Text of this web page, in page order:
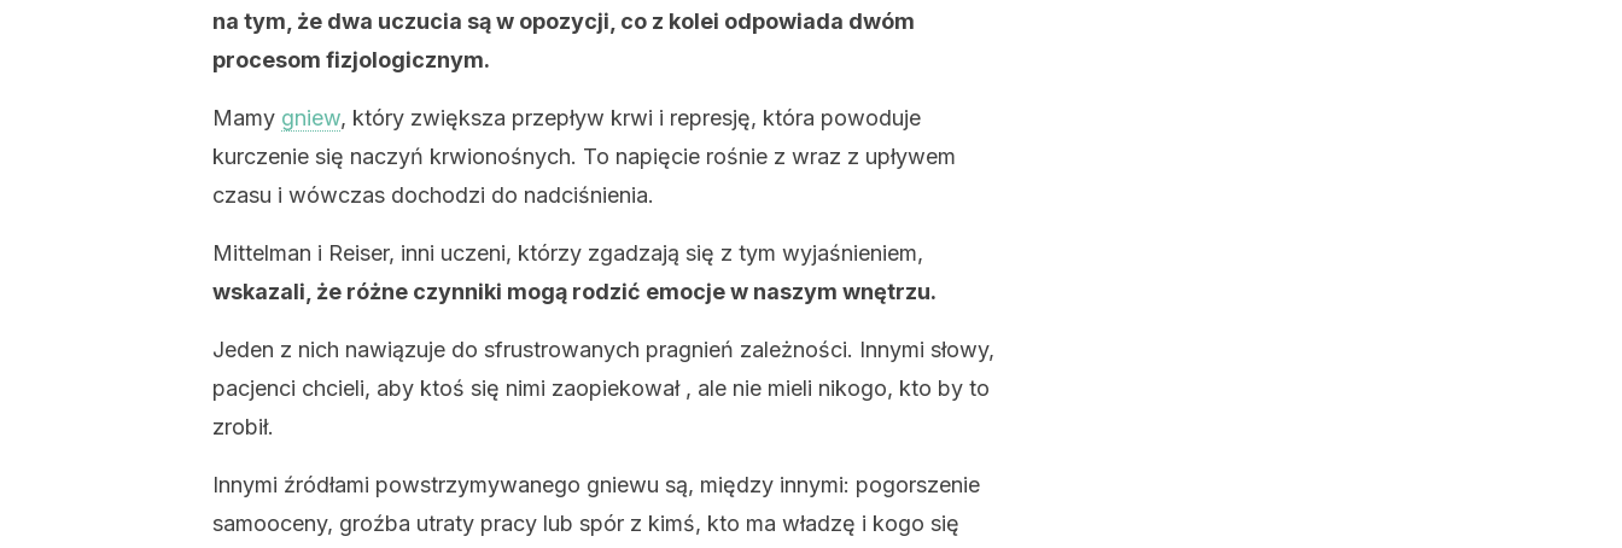
na tym, że dwa uczucia są w opozycji, co z kolei odpowiada dwóm
procesom fizjologicznym.
Mamy gniew, który zwiększa przepływ krwi i represję, która powoduje
kurczenie się naczyń krwionośnych. To napięcie rośnie z wraz z upływem
czasu i wówczas dochodzi do nadciśnienia.
Mittelman i Reiser, inni uczeni, którzy zgadzają się z tym wyjaśnieniem,
wskazali, że różne czynniki mogą rodzić emocje w naszym wnętrzu.
Jeden z nich nawiązuje do sfrustrowanych pragnień zależności. Innymi słowy,
pacjenci chcieli, aby ktoś się nimi zaopiekował , ale nie mieli nikogo, kto by to
zrobił.
Innymi źródłami powstrzymywanego gniewu są, między innymi: pogorszenie
samooceny, groźba utraty pracy lub spór z kimś, kto ma władzę i kogo się